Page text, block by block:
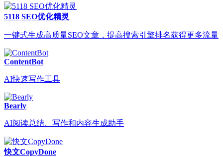
5118 SEO优化精灵
一键式生成高质量SEO文章，提高搜索引擎排名获得更多流量
ContentBot
AI快速写作工具
Bearly
AI阅读总结、写作和内容生成助手
快文CopyDone